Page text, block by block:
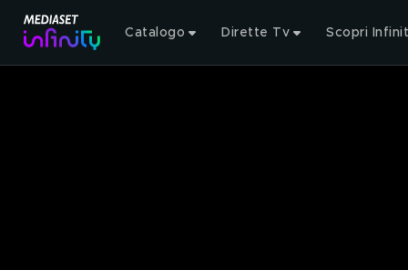
Catalogo Dirette Tv Scopri